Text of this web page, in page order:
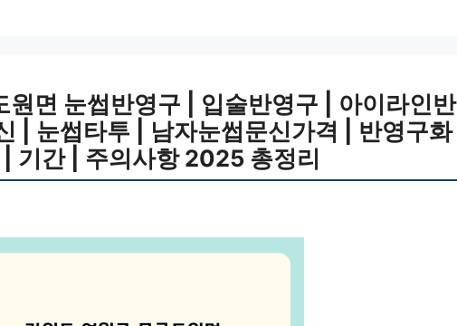
원면 눈썹반영구 | 입술반영구 | 아이라인반
| 눈썹타투 | 남자눈썹문신가격 | 반영구화
기간 | 주의사항 2025 총정리